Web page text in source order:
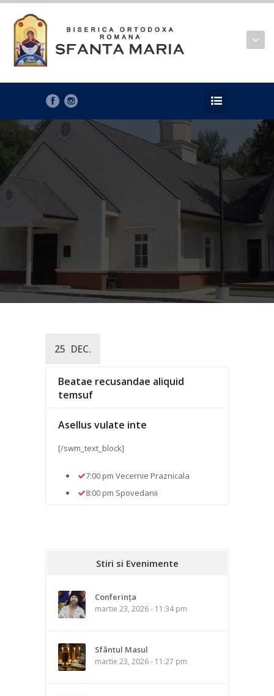
25 DEC.
Beatae recusandae aliquid
temsuf
Asellus vulate inte
[/swm_text_block]
7:00 pm Vecernie Praznicala
​8:00 pm Spovedanii
Stiri si Evenimente
Conferința
martie 23, 2026 - 11:34 pm
Sfântul Masul
martie 23, 2026 - 11:27 pm